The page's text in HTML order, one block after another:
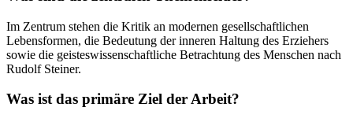
Im Zentrum stehen die Kritik an modernen gesellschaftlichen
Lebensformen, die Bedeutung der inneren Haltung des Erziehers
sowie die geisteswissenschaftliche Betrachtung des Menschen nach
Rudolf Steiner.
Was ist das primäre Ziel der Arbeit?